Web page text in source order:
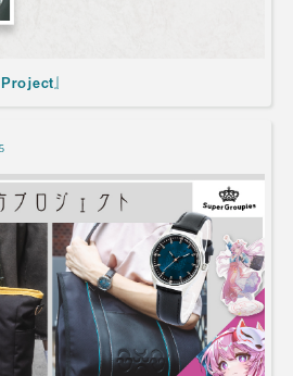
Project』